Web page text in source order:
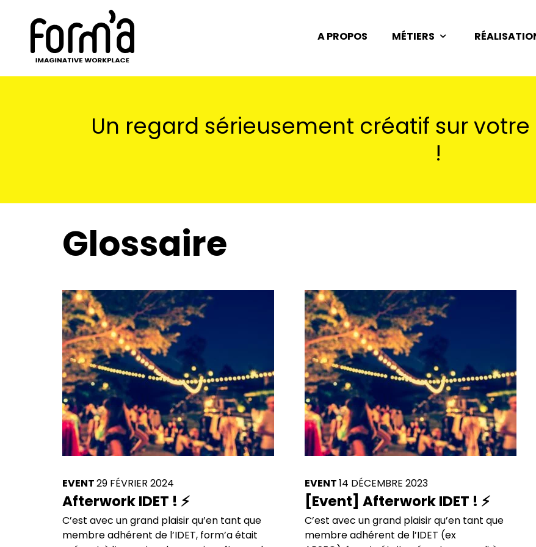
A PROPOS MÉTIERS
Un regard sérieusement créatif sur
!
Glossaire
EVENT29 FÉVRIER 2024
Afterwork IDET ! ⚡
C’est avec un grand plaisir qu’en tant que
membre adhérent de l’IDET, form’a était
EVENT14 DÉCEMBRE 2023
[Event] Afterwork IDET ! ⚡
C’est avec un grand plaisir qu’en tant que
membre adhérent de l’IDET (ex